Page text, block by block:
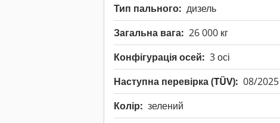
Тип пального: дизель
Загальна вага: 26 000 кг
Конфігурація осей: 3 осі
Наступна перевірка (TÜV): 08/2025
Колір: зелений